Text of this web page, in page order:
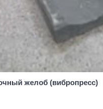
желоб (вибропресс)